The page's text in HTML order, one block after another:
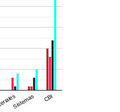
Sistemas CBI